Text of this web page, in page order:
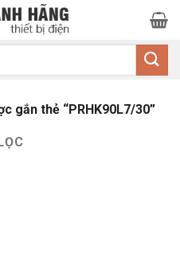
gắn thẻ “PRHK90L7/30”